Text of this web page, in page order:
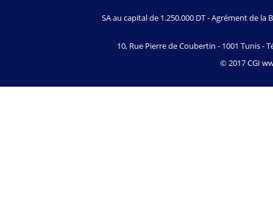
SA au capital de 1.250.000 DT - Agrément de la
10, Rue Pierre de Coubertin - 1001 Tunis -
© 2017 CGI